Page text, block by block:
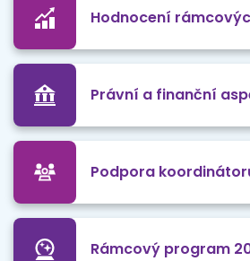
Hodnocení
Právní a finanční
Podpora
Rámcový program